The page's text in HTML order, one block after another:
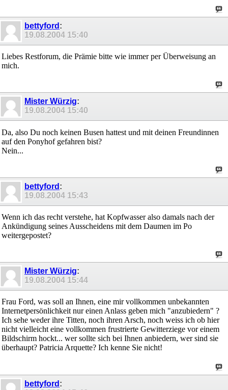
bettyford :
19.08.2004 15:40
Liebes Restforum, die Prämie bitte wie immer per Überweisung an
mich.
Mister Würzig:
19.08.2004 15:40
Da, also Du noch keinen Busen hattest und mit deinen Freundinnen
auf den Ponyhof gefahren bist?
Nein...
bettyford :
19.08.2004 15:43
Wenn ich das recht verstehe, hat Kopfwasser also damals nach der
Ankündigung seines Ausscheidens mit dem Daumen im Po
weitergepostet?
Mister Würzig:
19.08.2004 15:44
Frau Ford, was soll an Ihnen, eine mir vollkommen unbekannten
Internetpersönlichkeit nur einen Anlass geben mich "anzubiedern" ?
Ich sehe weder ihre Titten, noch ihren Arsch, noch weiss ich ob hier
nicht vielleicht eine vollkommen frustrierte Gewitterziege vor einem
Bildschirm hockt... wer sollte sich bei Ihnen anbiedern, wer sind sie
überhaupt? Patricia Arquette? Ich kenne Sie nicht!
bettyford :